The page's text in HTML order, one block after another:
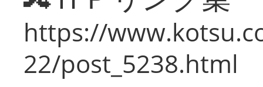
https://
22/post_5238.html